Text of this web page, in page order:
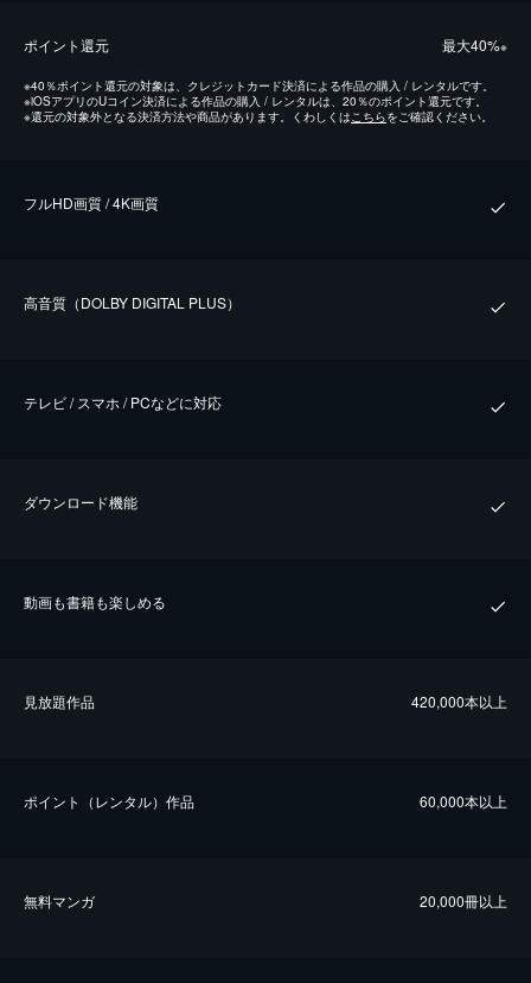
ポイント還元 最⼤40%※
※40％ポイント還元の対象は、クレジットカード決済による作品の購入 / レンタルです。
※iOSアプリのUコイン決済による作品の購入 / レンタルは、20％のポイント還元です。
※還元の対象外となる決済方法や商品があります。くわしくは こちらをご確認ください。
フルHD画質 / 4K画質
⾼⾳質（DOLBY DIGITAL PLUS）
テレビ / スマホ / PCなどに対応
ダウンロード機能
動画も書籍も楽しめる
⾒放題作品 420,000本以上
ポイント（レンタル）作品 60,000本以上
無料マンガ 20,000冊以上